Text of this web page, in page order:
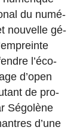
du nu­mé­
nou­velle gé­
l’éco­
d’open
de pro­
Sé­go­lène
d’une